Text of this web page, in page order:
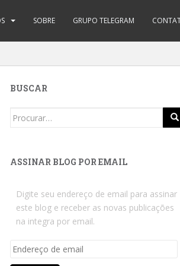
SOBRE GRUPO TELEGRAM
BUSCAR
Search
ASSINAR BLOG POR EMAIL
Digite seu endereço de email para assinar
este blog e receber as novas publicações
na integra por email.
Endereço